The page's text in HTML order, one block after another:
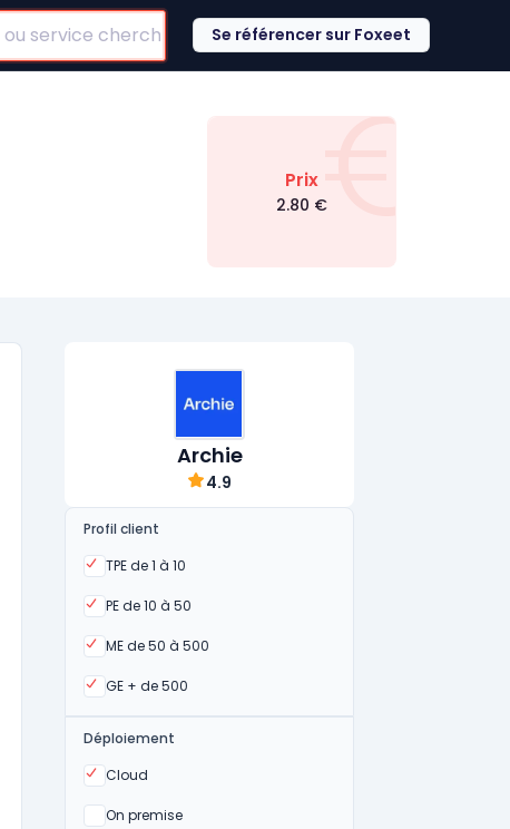
Se référencer sur Foxeet
€
Prix
2.80 €
Archie
4.9
Profil client
TPE de 1 à 10
Oui
PE de 10 à 50
Oui
ME de 50 à 500
Oui
GE + de 500
Oui
Déploiement
Cloud
Oui
On premise
Oui